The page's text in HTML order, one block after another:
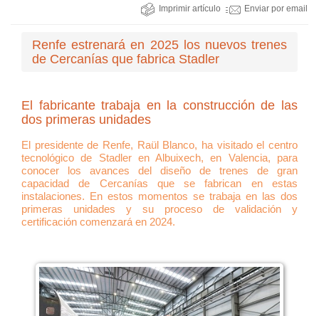
Imprimir artículo Enviar por email
Renfe estrenará en 2025 los nuevos trenes
de Cercanías que fabrica Stadler
El fabricante trabaja en la construcción de las
dos primeras unidades
El presidente de Renfe, Raül Blanco, ha visitado el centro
tecnológico de Stadler en Albuixech, en Valencia, para
conocer los avances del diseño de trenes de gran
capacidad de Cercanías que se fabrican en estas
instalaciones. En estos momentos se trabaja en las dos
primeras unidades y su proceso de validación y
certificación comenzará en 2024.